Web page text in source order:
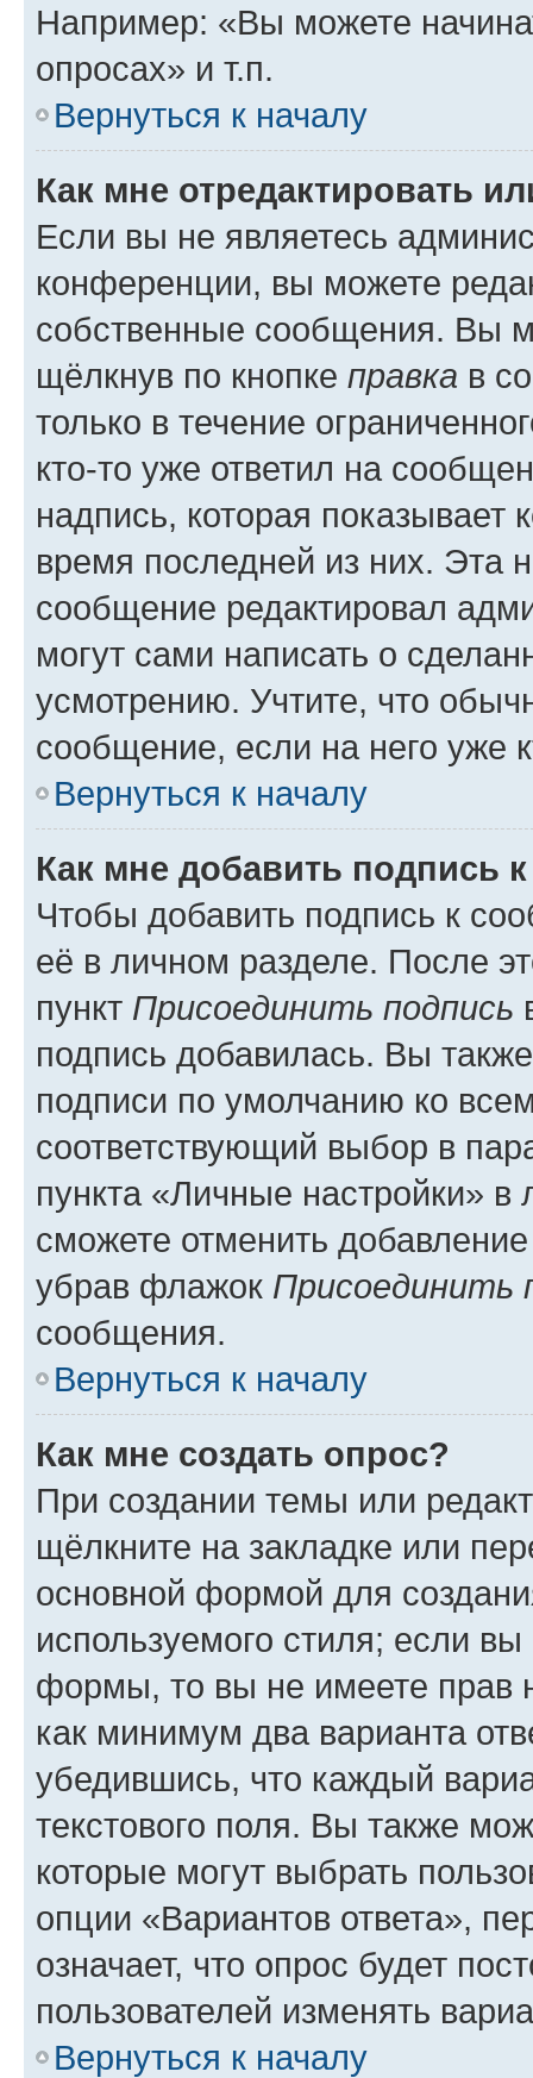
Например: «Вы можете
опросах» и т.п.
Вернуться к началу
Как мне отредактировать
Если вы не являетесь
конференции, вы можете
собственные сообщения. Вы
щёлкнув по кнопке правка в
только в течение
кто-то уже ответил на
надпись, которая показывает
время последней из них. Эта
сообщение редактировал
могут сами написать о
усмотрению. Учтите, что
сообщение, если на него уже
Вернуться к началу
Как мне добавить подпись
Чтобы добавить подпись к
её в личном разделе. После
пункт Присоединить подпись
подпись добавилась. Вы
подписи по умолчанию ко
соответствующий выбор в
пункта «Личные настройки»
сможете отменить
убрав флажок Присоединить
сообщения.
Вернуться к началу
Как мне создать опрос?
При создании темы или
щёлкните на закладке или
основной формой для
используемого стиля; если
формы, то вы не имеете прав
как минимум два варианта
убедившись, что каждый
текстового поля. Вы также
которые могут выбрать
опции «Вариантов ответа»,
означает, что опрос будет
пользователей изменять
Вернуться к началу